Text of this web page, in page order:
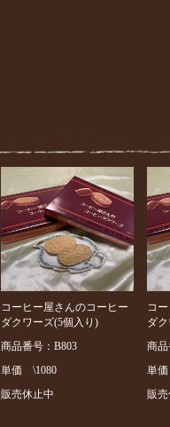
コーヒー屋さんのコーヒー
ダクワーズ(5個入り)
商品番号：B803
単価 \1080
販売休止中
コ
ダ
商
単
販